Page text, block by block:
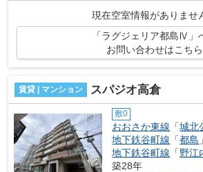
現在空室情報がありませ
「ラグジェリア都島Ⅳ」
お問い合わせはこちら
賃貸 | マンション スパジオ高倉
敷0
おおさか東線 「城北
地下鉄谷町線 「都島
地下鉄谷町線 「野江
築28年